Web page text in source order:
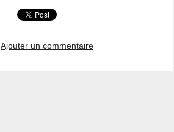
Ajouter un commentaire